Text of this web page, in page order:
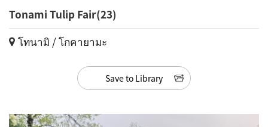
Tonami Tulip Fair(23)
โทนามิ / โกคายามะ
Save to Library